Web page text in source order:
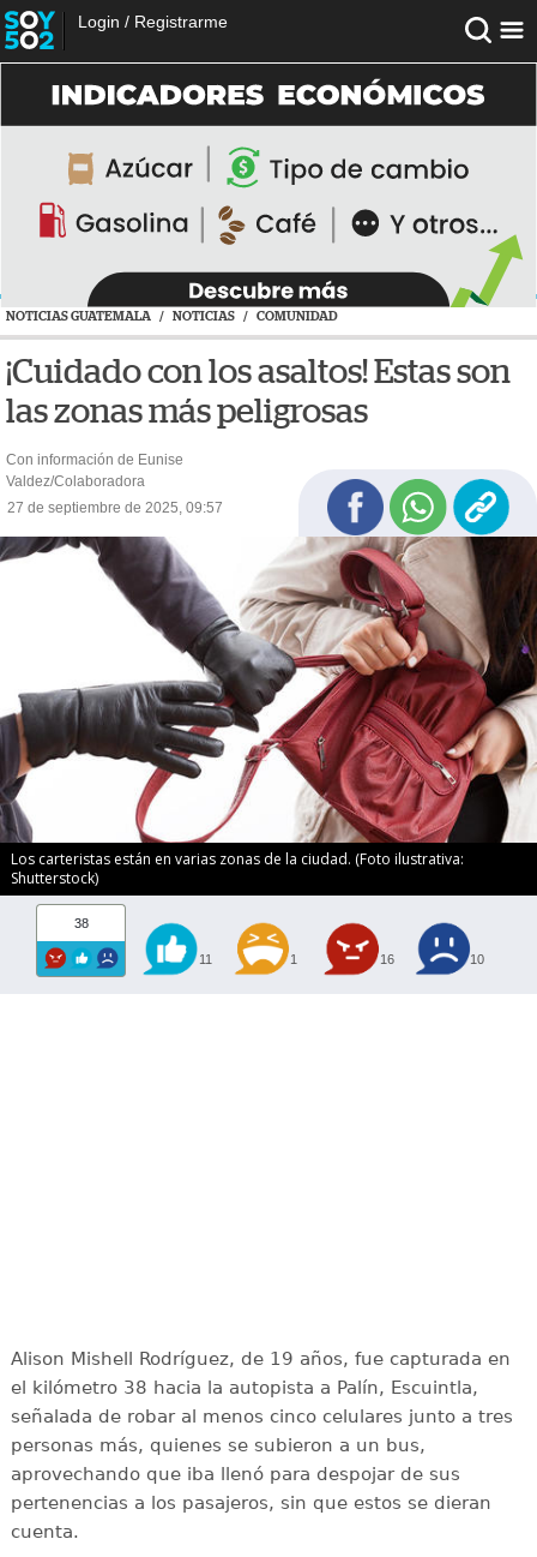
Login / Registrarme
NOTICIAS GUATEMALA / NOTICIAS / COMUNIDAD
¡Cuidado con los asaltos! Estas son
las zonas más peligrosas
Con información de Eunise
Valdez/Colaboradora
27 de septiembre de 2025, 09:57
Los carteristas están en varias zonas de la ciudad. (Foto ilustrativa:
Shutterstock)
38
11 1 16 10
Alison Mishell Rodríguez, de 19 años, fue capturada en
el kilómetro 38 hacia la autopista a Palín, Escuintla,
señalada de robar al menos cinco celulares junto a tres
personas más, quienes se subieron a un bus,
aprovechando que iba llenó para despojar de sus
pertenencias a los pasajeros, sin que estos se dieran
cuenta.